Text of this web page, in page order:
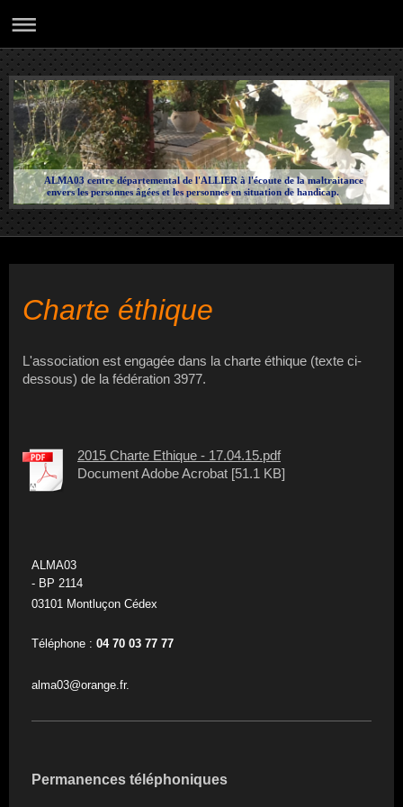
ALMA03 centre départemental de l'ALLIER à l'écoute de la maltraitance
envers les personnes âgées et les personnes en situation de handicap.
Charte éthique
L'association est engagée dans la charte éthique (texte ci-
dessous) de la fédération 3977.
2015 Charte Ethique - 17.04.15.pdf
Document Adobe Acrobat [51.1 KB]
ALMA03
- BP 2114
03101 Montluçon Cédex
Téléphone : 04 70 03 77 77
alma03@orange.fr.
Permanences téléphoniques